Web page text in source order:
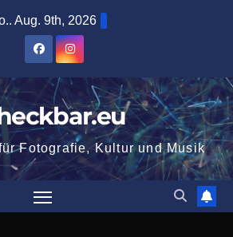
Aug. 9th, 2026
Fotografie, Kultur und Musik